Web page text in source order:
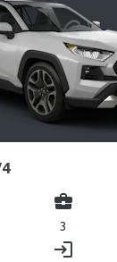
business_center
3
login